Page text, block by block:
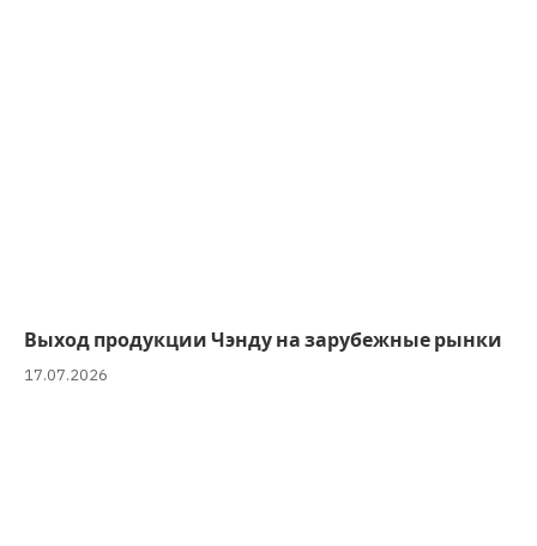
Выход продукции Чэнду на зарубежные рынки
17.07.2026